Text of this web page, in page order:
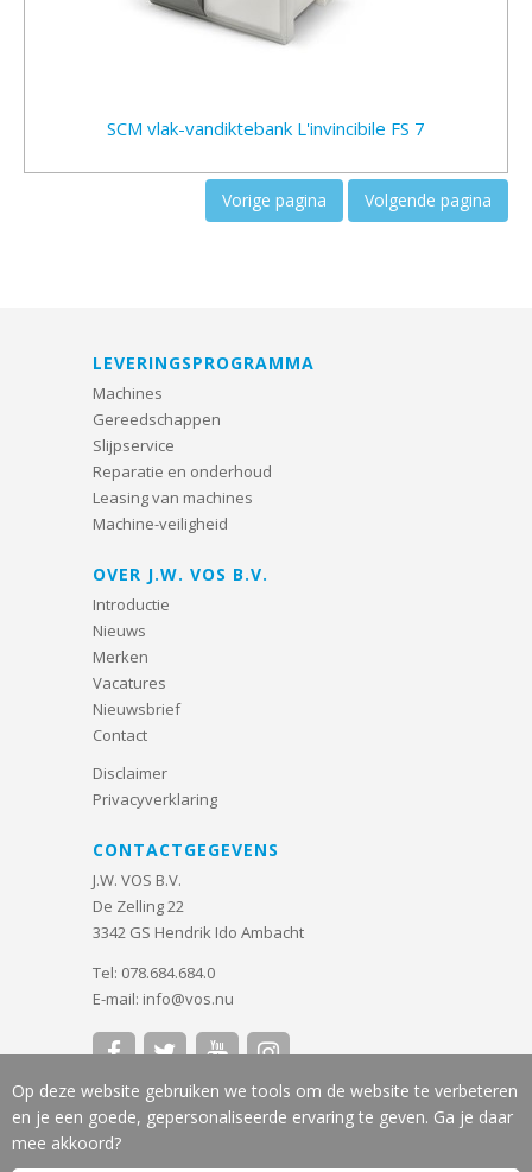
SCM vlak-vandiktebank L'invincibile FS 7
Vorige pagina Volgende pagina
LEVERINGSPROGRAMMA
Machines
Gereedschappen
Slijpservice
Reparatie en onderhoud
Leasing van machines
Machine-veiligheid
OVER J.W. VOS B.V.
Introductie
Nieuws
Merken
Vacatures
Nieuwsbrief
Contact
Disclaimer
Privacyverklaring
CONTACTGEGEVENS
J.W. VOS B.V.
De Zelling 22
3342 GS Hendrik Ido Ambacht
Tel: 078.684.684.0
E-mail: info@vos.nu
   
J.W. VOS B.V 2026
Op deze website gebruiken we tools om de website te verbeteren
en je een goede, gepersonaliseerde ervaring te geven. Ga je daar
mee akkoord?